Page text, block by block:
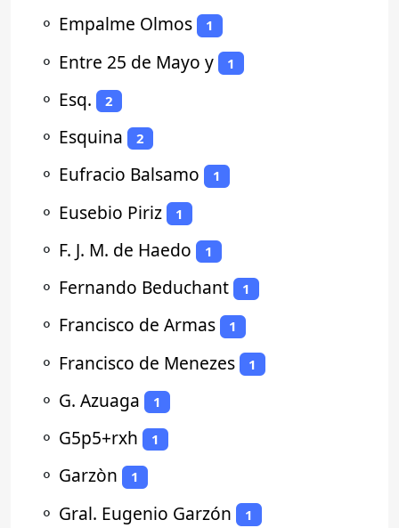
⚬ Empalme Olmos 1
⚬ Entre 25 de Mayo y 1
⚬ Esq. 2
⚬ Esquina 2
⚬ Eufracio Balsamo 1
⚬ Eusebio Piriz 1
⚬ F. J. M. de Haedo 1
⚬ Fernando Beduchant 1
⚬ Francisco de Armas 1
⚬ Francisco de Menezes 1
⚬ G. Azuaga 1
⚬ G5p5+rxh 1
⚬ Garzòn 1
⚬ Gral. Eugenio Garzón 1